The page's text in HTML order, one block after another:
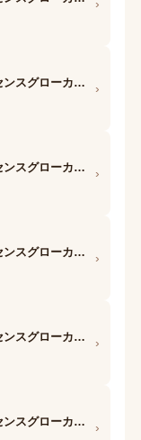
›
カネボウ化粧品 リクイール エッセンスグローカラー (SO4 ミディアムローズ) 1剤 ›
カネボウ化粧品 リクイール エッセンスグローカラー (SO3 ライトローズ) 2剤 ›
カネボウ化粧品 リクイール エッセンスグローカラー (SO3 ライトローズ) 1剤 ›
カネボウ化粧品 リクイール エッセンスグローカラー (OC5 ダークブラウン) 2剤 ›
カネボウ化粧品 リクイール エッセンスグローカラー (OC5 ダークブラウン) 1剤 ›